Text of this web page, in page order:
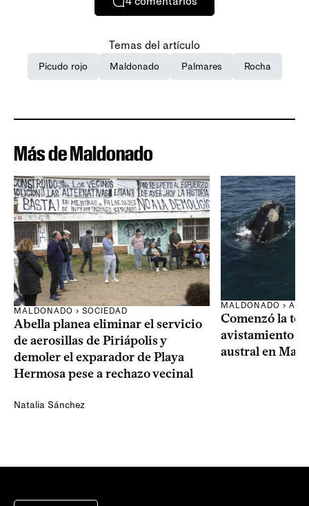
Temas del artículo
Picudo rojo Maldonado Palmares Rocha
Más de Maldonado
MALDONADO › SOCIEDAD
Abella planea eliminar el servicio
de aerosillas de Piriápolis y
demoler el exparador de Playa
Hermosa pese a rechazo vecinal
Natalia Sánchez
MALDONADO ›
Comenzó la
avistamiento
austral en